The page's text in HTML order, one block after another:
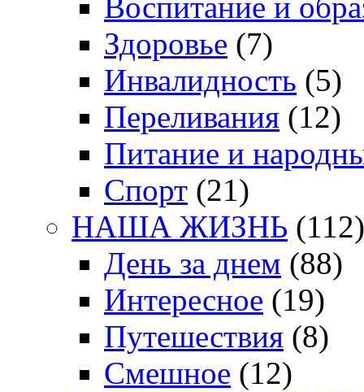
Здоровье (7)
Инвалидность (5)
Переливания (12)
Питание и
Спорт (21)
НАША ЖИЗНЬ (112)
День за днем (88)
Интересное (19)
Путешествия (8)
Смешное (12)